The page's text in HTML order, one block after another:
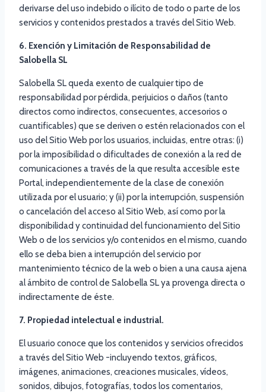
derivarse del uso indebido o ilícito de todo o parte de los
servicios y contenidos prestados a través del Sitio Web.
6. Exención y Limitación de Responsabilidad de
Salobella SL
Salobella SL queda exento de cualquier tipo de
responsabilidad por pérdida, perjuicios o daños (tanto
directos como indirectos, consecuentes, accesorios o
cuantificables) que se deriven o estén relacionados con el
uso del Sitio Web por los usuarios, incluidas, entre otras: (i)
por la imposibilidad o dificultades de conexión a la red de
comunicaciones a través de la que resulta accesible este
Portal, independientemente de la clase de conexión
utilizada por el usuario; y (ii) por la interrupción, suspensión
o cancelación del acceso al Sitio Web, así como por la
disponibilidad y continuidad del funcionamiento del Sitio
Web o de los servicios y/o contenidos en el mismo, cuando
ello se deba bien a interrupción del servicio por
mantenimiento técnico de la web o bien a una causa ajena
al ámbito de control de Salobella SL ya provenga directa o
indirectamente de éste.
7. Propiedad intelectual e industrial.
El usuario conoce que los contenidos y servicios ofrecidos
a través del Sitio Web -incluyendo textos, gráficos,
imágenes, animaciones, creaciones musicales, vídeos,
sonidos, dibujos, fotografías, todos los comentarios,